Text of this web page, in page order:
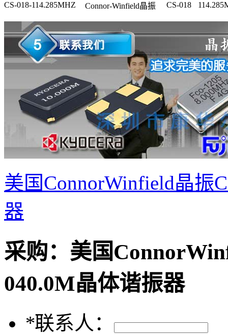
CS-018-114.285MHZ
Connor-Winfield晶振 CS-018
美国ConnorWinfield晶振
器
采购： 美国
040.0M晶体谐振器
*联系人：